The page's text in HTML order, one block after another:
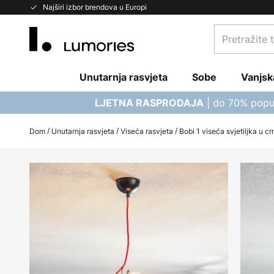
Najširi izbor brendova u Europi
Skip
Pretražite
trgovinu...
Unutarnja rasvjeta Sobe
LJETNA RASPRODAJA | do 70%
Dom Unutarnja rasvjeta Viseća rasvjeta Bobi 1 viseća svjetiljka u
Skip
to